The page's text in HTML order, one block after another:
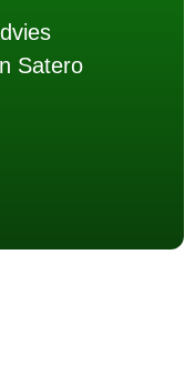
Satero